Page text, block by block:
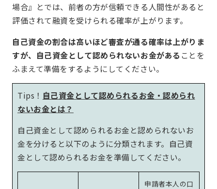
場合』とでは、前者の方が信頼できる人間性があると
評価されて融資を受けられる確率が上がります。
自己資金の割合は高いほど審査が通る確率は上がりま
すが、自己資金として認められないお金がある ことを
ふまえて準備をするようにしてください。
Tips！ 自己資金として認められるお金・認められ
ないお金とは？
自己資金として認められるお金と認められないお
金を分けると以下のように分類されます。自己資
金として認められるお金を準備してください。
申請者本人の口